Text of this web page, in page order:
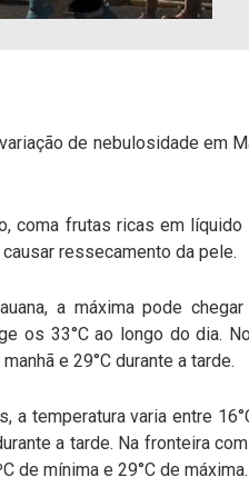
de nebulosidade em
coma frutas ricas em
ressecamento da pele.
a máxima pode
os 33°C ao longo do dia.
e 29°C durante a tarde.
a temperatura varia entre
a tarde. Na fronteira
de mínima e 29°C de máxima.